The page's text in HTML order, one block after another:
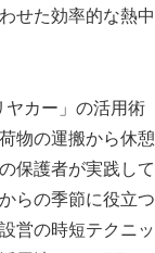
せた効率的な熱中
カー」の活用術
物の運搬から休憩
保護者が実践して
らの季節に役立つ
営の時短テクニッ